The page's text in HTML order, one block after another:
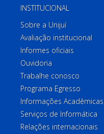
INSTITUCIONAL
Sobre a Unijuí
Avaliação institucional
Informes oficiais
Ouvidoria
Trabalhe conosco
Programa Egresso
Informações Acadêmicas
Serviços de Informática
Relações internacionais